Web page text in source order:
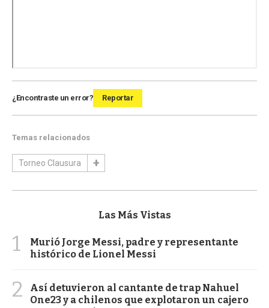
¿Encontraste un error? Reportar
Temas relacionados
Torneo Clausura
Las Más Vistas
1
Murió Jorge Messi, padre y representante
histórico de Lionel Messi
2
Así detuvieron al cantante de trap Nahuel
One23 y a chilenos que explotaron un cajero